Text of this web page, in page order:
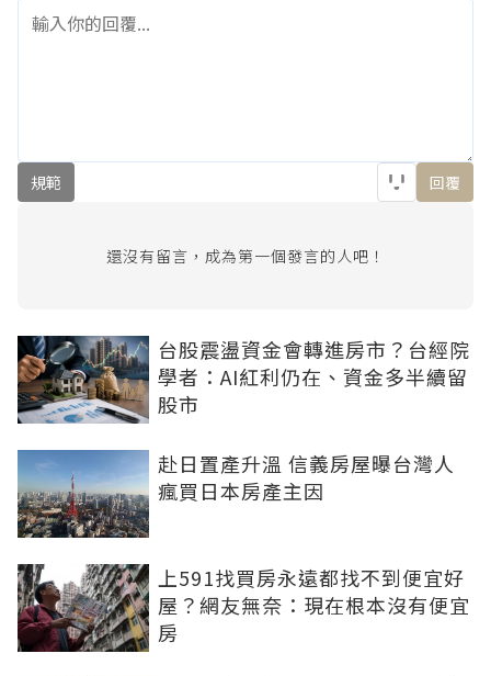
規範 回覆
還沒有留言，成為第一個發言的人吧！
台股震盪資金會轉進房市？台經院
學者：AI紅利仍在、資金多半續留
股市
赴日置產升溫 信義房屋曝台灣人
瘋買日本房產主因
上591找買房永遠都找不到便宜好
屋？網友無奈：現在根本沒有便宜
房